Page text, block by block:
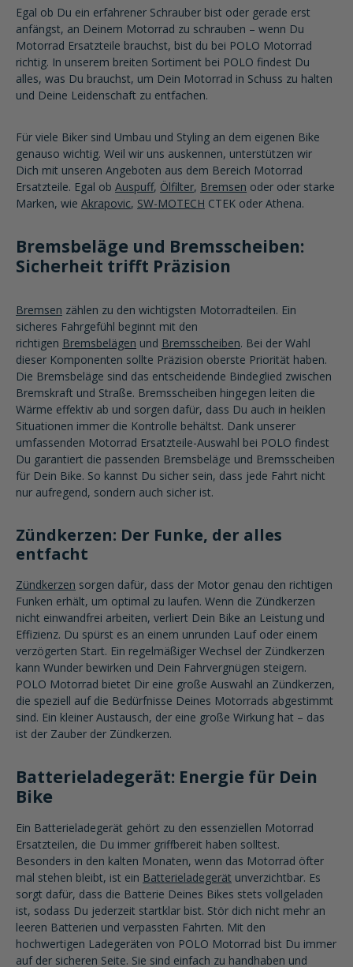
Egal ob Du ein erfahrener Schrauber bist oder gerade erst
anfängst, an Deinem Motorrad zu schrauben – wenn Du
Motorrad Ersatzteile brauchst, bist du bei POLO Motorrad
richtig. In unserem breiten Sortiment bei POLO findest Du
alles, was Du brauchst, um Dein Motorrad in Schuss zu halten
und Deine Leidenschaft zu entfachen.
Für viele Biker sind Umbau und Styling an dem eigenen Bike
genauso wichtig. Weil wir uns auskennen, unterstützen wir
Dich mit unseren Angeboten aus dem Bereich Motorrad
Ersatzteile. Egal ob Auspuff, Ölfilter, Bremsen oder oder starke
Marken, wie Akrapovic, SW-MOTECH CTEK oder Athena.
Bremsbeläge und Bremsscheiben:
Sicherheit trifft Präzision
Bremsen zählen zu den wichtigsten Motorradteilen. Ein
sicheres Fahrgefühl beginnt mit den
richtigen Bremsbelägen und Bremsscheiben. Bei der Wahl
dieser Komponenten sollte Präzision oberste Priorität haben.
Die Bremsbeläge sind das entscheidende Bindeglied zwischen
Bremskraft und Straße. Bremsscheiben hingegen leiten die
Wärme effektiv ab und sorgen dafür, dass Du auch in heiklen
Situationen immer die Kontrolle behältst. Dank unserer
umfassenden Motorrad Ersatzteile-Auswahl bei POLO findest
Du garantiert die passenden Bremsbeläge und Bremsscheiben
für Dein Bike. So kannst Du sicher sein, dass jede Fahrt nicht
nur aufregend, sondern auch sicher ist.
Zündkerzen: Der Funke, der alles
entfacht
Zündkerzen sorgen dafür, dass der Motor genau den richtigen
Funken erhält, um optimal zu laufen. Wenn die Zündkerzen
nicht einwandfrei arbeiten, verliert Dein Bike an Leistung und
Effizienz. Du spürst es an einem unrunden Lauf oder einem
verzögerten Start. Ein regelmäßiger Wechsel der Zündkerzen
kann Wunder bewirken und Dein Fahrvergnügen steigern.
POLO Motorrad bietet Dir eine große Auswahl an Zündkerzen,
die speziell auf die Bedürfnisse Deines Motorrads abgestimmt
sind. Ein kleiner Austausch, der eine große Wirkung hat – das
ist der Zauber der Zündkerzen.
Batterieladegerät: Energie für Dein
Bike
Ein Batterieladegerät gehört zu den essenziellen Motorrad
Ersatzteilen, die Du immer griffbereit haben solltest.
Besonders in den kalten Monaten, wenn das Motorrad öfter
mal stehen bleibt, ist ein Batterieladegerät unverzichtbar. Es
sorgt dafür, dass die Batterie Deines Bikes stets vollgeladen
ist, sodass Du jederzeit startklar bist. Stör dich nicht mehr an
leeren Batterien und verpassten Fahrten. Mit den
hochwertigen Ladegeräten von POLO Motorrad bist Du immer
auf der sicheren Seite. Sie sind einfach zu handhaben und